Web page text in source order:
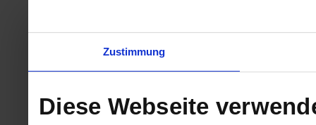
Zustimmung
Diese Webseite